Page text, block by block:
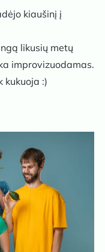
kiaušinį į
likusių metų
improvizuodamas.
kukuoja :)